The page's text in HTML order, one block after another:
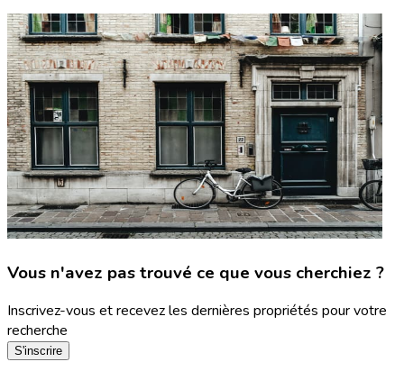
Vous n'avez pas trouvé ce que vous cherchiez ?
Inscrivez-vous et recevez les dernières propriétés pour votre
recherche
S'inscrire